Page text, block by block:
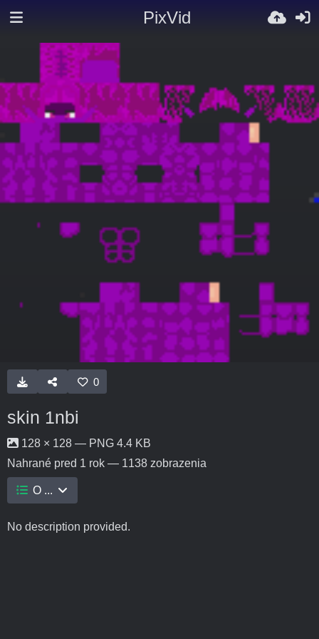
PixVid
0
skin 1nbi
128 × 128 — PNG 4.4 KB
Nahrané pred 1 rok — 1138 zobrazenia
O ...
No description provided.